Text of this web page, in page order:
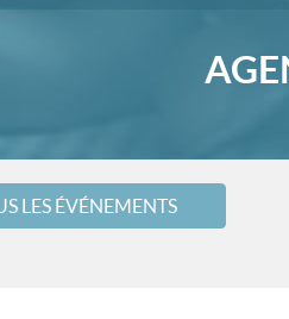
LES ÉVÉNEMENTS